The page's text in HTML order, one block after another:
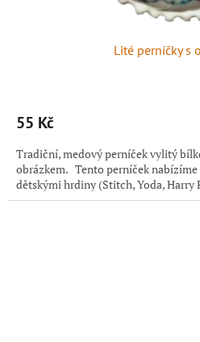
Lité perníčky s
55 Kč
Tradiční, medový perníček vylitý
obrázkem. Tento perníček
dětskými hrdiny (Stitch, Yoda, Harry